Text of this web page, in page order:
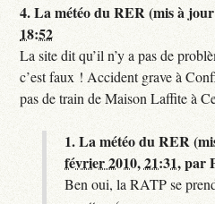
4.La météo du RER (mis à
18:52
La site dit qu’il n’y a pas de
c’est faux ! Accident grave à
pas de train de Maison Laffite à
1.La météo du RER
février 2010, 21:31,par
Ben oui, la RATP se